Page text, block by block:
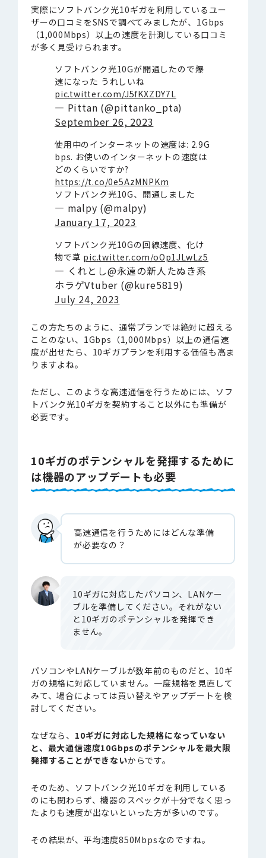
実際にソフトバンク光10ギガを利用しているユー
ザーの口コミをSNSで調べてみましたが、1Gbps
（1,000Mbps）以上の速度を計測している口コミ
が多く見受けられます。
ソフトバンク光10Gが開通したので爆
速になった うれしいね
pic.twitter.com/J5fKXZDY7L
— Pittan (@pittanko_pta)
September 26, 2023
使用中のインターネットの速度は: 2.9G
bps. お使いのインターネットの速度は
どのくらいですか?
https://t.co/0e5AzMNPKm
ソフトバンク光10G、開通しました
— malpy (@malpy)
January 17, 2023
ソフトバンク光10Gの回線速度、化け
物で草 pic.twitter.com/oOp1JLwLz5
— くれとし@永遠の新人たぬき系
ホラゲVtuber (@kure5819)
July 24, 2023
この方たちのように、通常プランでは絶対に超える
ことのない、1Gbps（1,000Mbps）以上の通信速
度が出せたら、10ギガプランを利用する価値も高ま
りますよね。
ただし、このような高速通信を行うためには、ソフ
トバンク光10ギガを契約すること以外にも準備が
必要です。
10ギガのポテンシャルを発揮するために
は機器のアップデートも必要
高速通信を行うためにはどんな準備
が必要なの？
10ギガに対応したパソコン、LANケー
ブルを準備してください。それがない
と10ギガのポテンシャルを発揮でき
ません。
パソコンやLANケーブルが数年前のものだと、10ギ
ガの規格に対応していません。一度規格を見直して
みて、場合によっては買い替えやアップデートを検
討してください。
なぜなら、 10ギガに対応した規格になっていない
と、最大通信速度10Gbpsのポテンシャルを最大限
発揮することができないからです。
そのため、ソフトバンク光10ギガを利用している
のにも関わらず、機器のスペックが十分でなく思っ
たよりも速度が出ないといった方が多いのです。
その結果が、平均速度850Mbpsなのですね。